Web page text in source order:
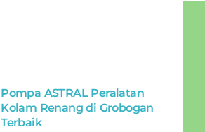
Pompa ASTRAL Peralatan
Kolam Renang di Grobogan
Terbaik